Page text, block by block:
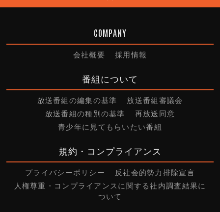
COMPANY
会社概要 採用情報
番組について
放送番組の編集の基準
放送番組審議会
放送番組の種別の基準
再放送同意
青少年に見てもらいたい番組
規約・コンプライアンス
プライバシーポリシー
反社会的勢力排除宣言
人権尊重・コンプライアンスに関する社内調査結果に
ついて